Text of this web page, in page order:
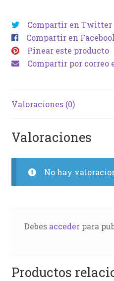
Compartir en Twitter
Compartir en
Pinear este producto
Compartir por correo
Valoraciones (0)
Valoraciones
No hay
Debes accederpara
Productos